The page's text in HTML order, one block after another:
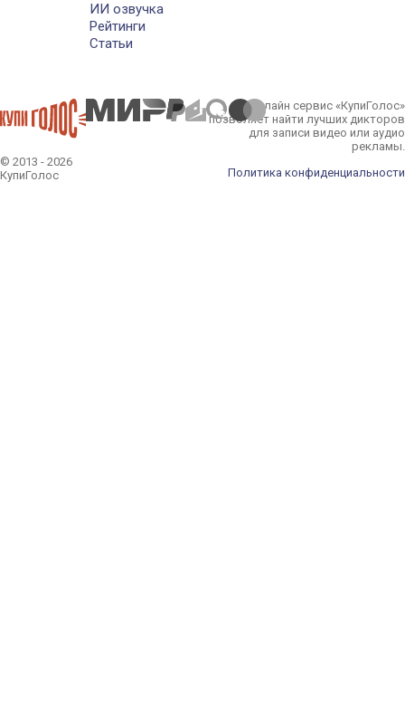
ИИ озвучка
Рейтинги
Статьи
© 2013 - 2026
КупиГолос
Онлайн сервис «КупиГолос»
позволяет найти лучших дикторов
для записи видео или аудио
рекламы.
Политика конфиденциальности